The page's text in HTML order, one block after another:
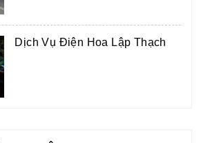
Dịch Vụ Điện Hoa Lập Thạch